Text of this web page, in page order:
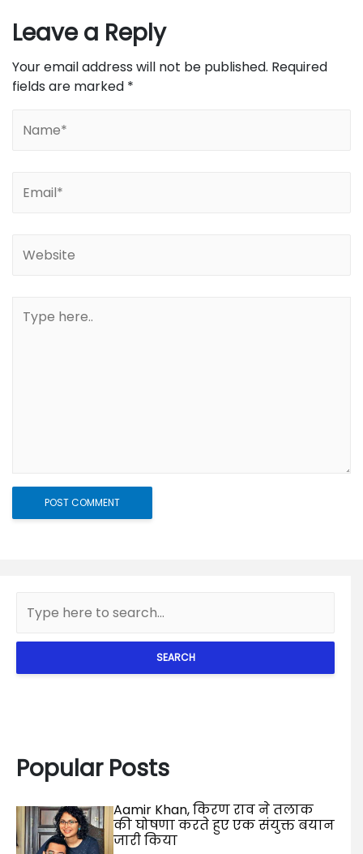
Leave a Reply
Your email address will not be published. Required
fields are marked *
SEARCH
Popular Posts
Aamir Khan, किरण राव ने तलाक
की घोषणा करते हुए एक संयुक्त बयान
जारी किया